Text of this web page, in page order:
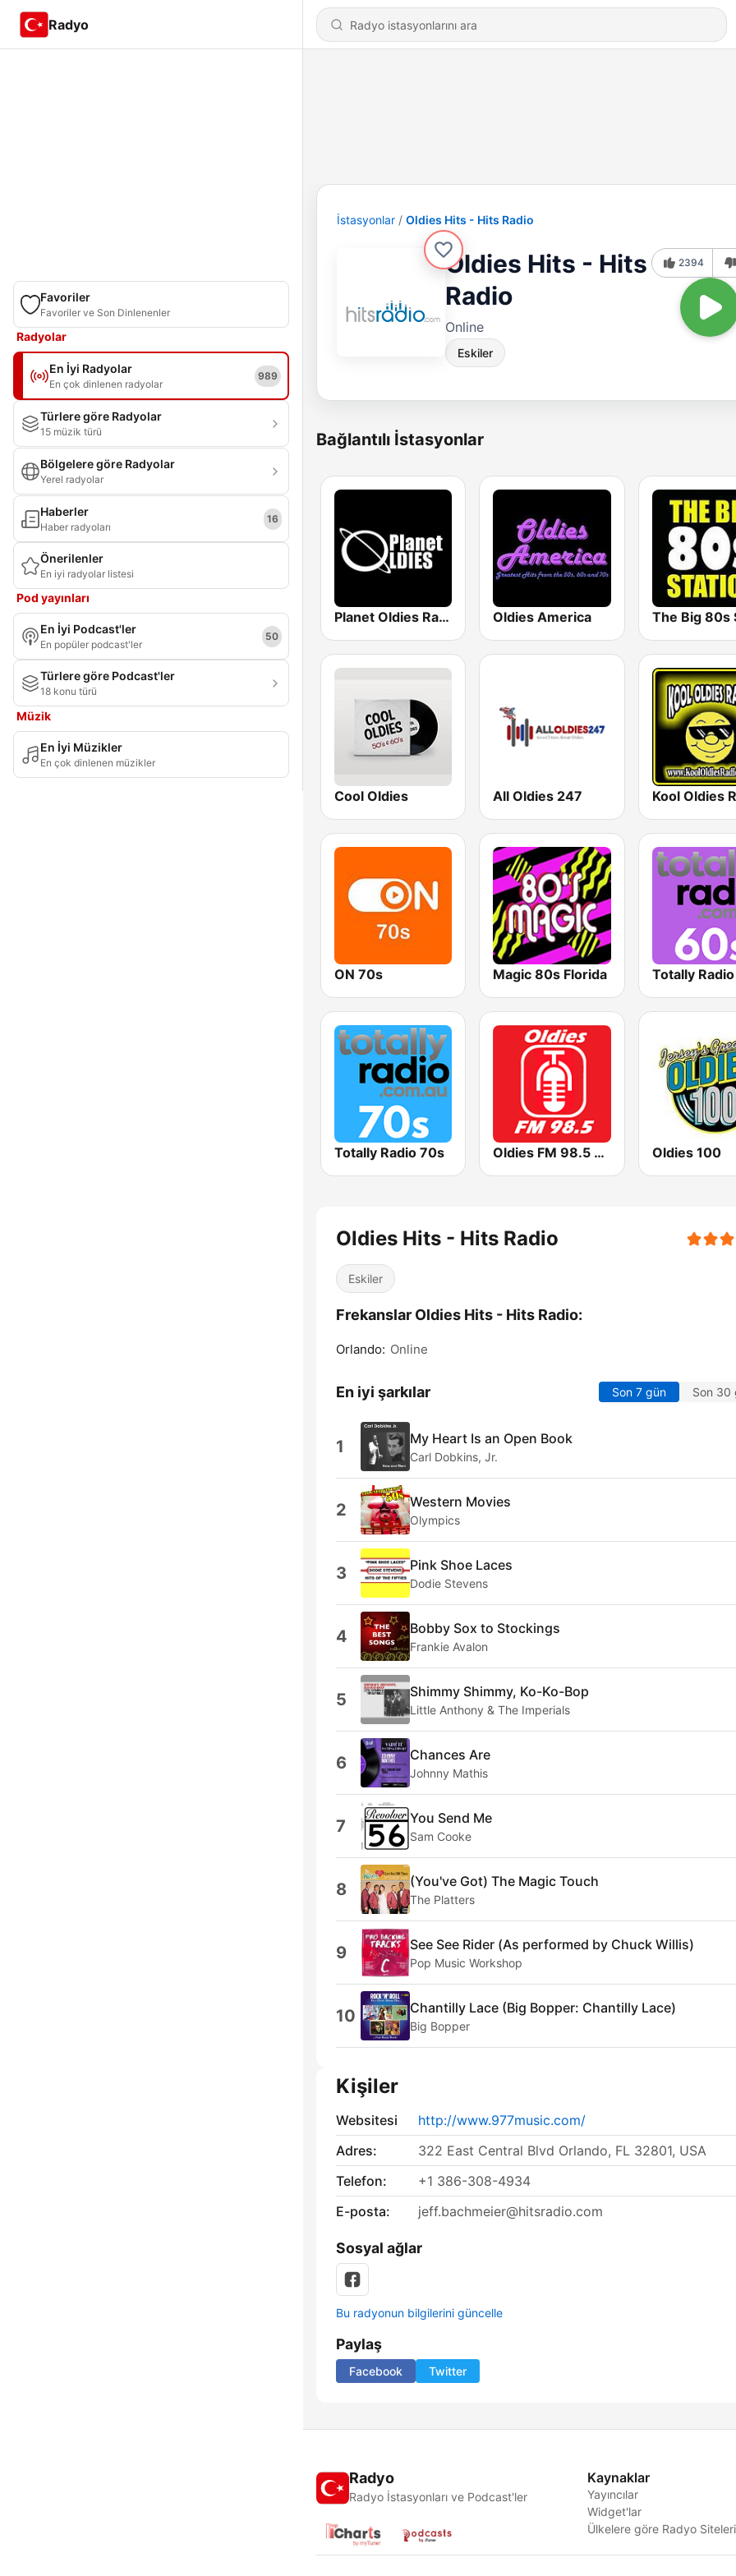
Radyo
Favoriler
Favoriler ve Son Dinlenenler
Radyolar
En İyi Radyolar
En çok dinlenen radyolar
989
Türlere göre Radyolar
15 müzik türü
Bölgelere göre Radyolar
Yerel radyolar
Haberler
Haber radyoları
16
Önerilenler
En iyi radyolar listesi
Pod yayınları
En İyi Podcast'ler
En popüler podcast'ler
50
Türlere göre Podcast'ler
18 konu türü
Müzik
En İyi Müzikler
En çok dinlenen müzikler
İstasyonlar Oldies Hits - Hits Radio
Oldies Hits - Hits
Radio
Online
Eskiler
2394
Bağlantılı İstasyonlar
Planet Oldies Radio Oldies America
Cool Oldies All Oldies 247 Kool Oldies
ON 70s Magic 80s Florida Totally
Totally Radio 70s Oldies FM 98.5 Stereo Oldies 100
Oldies Hits - Hits Radio
Eskiler
Frekanslar Oldies Hits - Hits Radio:
Orlando: Online
En iyi şarkılar Son 7 gün Son 30
1 My Heart Is an Open Book
Carl Dobkins, Jr.
2 Western Movies
Olympics
3 Pink Shoe Laces
Dodie Stevens
4 Bobby Sox to Stockings
Frankie Avalon
5 Shimmy Shimmy, Ko-Ko-Bop
Little Anthony & The Imperials
6 Chances Are
Johnny Mathis
7 You Send Me
Sam Cooke
8 (You've Got) The Magic Touch
The Platters
9 See See Rider (Αs performed by Chuck Willis)
Pop Music Workshop
10 Chantilly Lace (Big Bopper: Chantilly Lace)
Big Bopper
Kişiler
Websitesi
http://www.977music.com/
Adres:
322 East Central Blvd Orlando, FL 32801, USA
Telefon:
+1 386-308-4934
E-posta:
jeff.bachmeier@hitsradio.com
Sosyal ağlar
Bu radyonun bilgilerini güncelle
Paylaş
Facebook Twitter
Radyo
Radyo İstasyonları ve Podcast'ler
Kaynaklar
Yayıncılar
Widget'lar
Ülkelere göre Radyo Siteleri